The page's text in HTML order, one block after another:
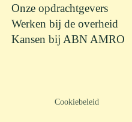
Onze opdrachtgevers
Werken bij de overheid
Kansen bij ABN AMRO
Cookiebeleid